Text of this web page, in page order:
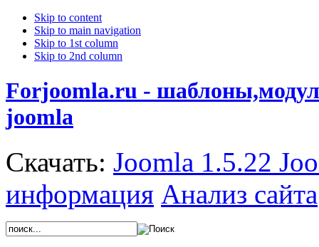
Skip to content
Skip to main navigation
Skip to 1st column
Skip to 2nd column
Forjoomla.ru -
joomla
Скачать: Joomla 1.5.22
информация Анализ сайта